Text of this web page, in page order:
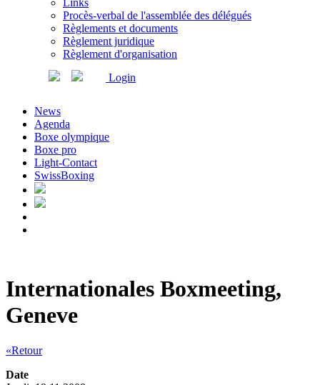
Links
Procès-verbal de l'assemblée des délégués
Règlements et documents
Règlement juridique
Règlement d'organisation
Login
News
Agenda
Boxe olympique
Boxe pro
Light-Contact
SwissBoxing
Internationales Boxmeeting,
Geneve
«Retour
Date